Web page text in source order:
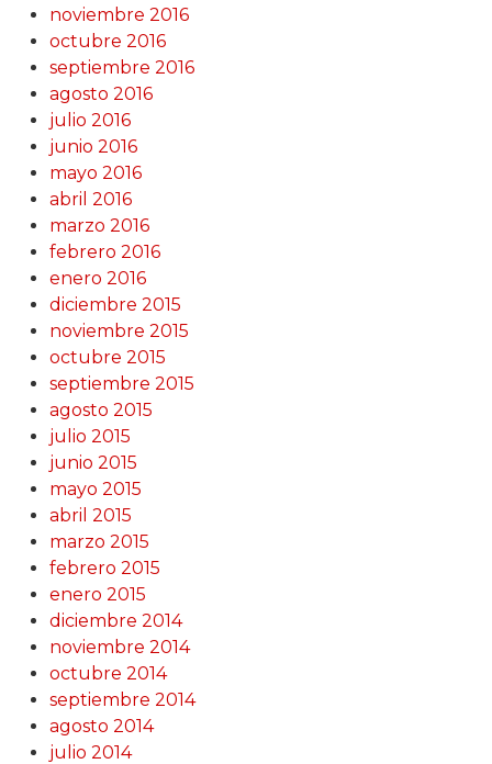
noviembre 2016
octubre 2016
septiembre 2016
agosto 2016
julio 2016
junio 2016
mayo 2016
abril 2016
marzo 2016
febrero 2016
enero 2016
diciembre 2015
noviembre 2015
octubre 2015
septiembre 2015
agosto 2015
julio 2015
junio 2015
mayo 2015
abril 2015
marzo 2015
febrero 2015
enero 2015
diciembre 2014
noviembre 2014
octubre 2014
septiembre 2014
agosto 2014
julio 2014